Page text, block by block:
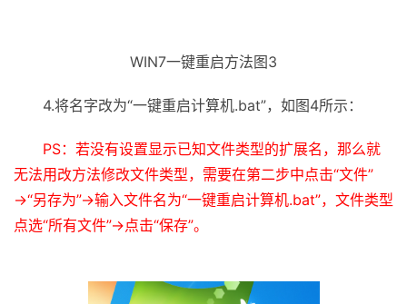
WIN7一键重启方法图3
4.将名字改为“一键重启计算机.bat”，如图4所示：
PS：若没有设置显示已知文件类型的扩展名，那么就
无法用改方法修改文件类型，需要在第二步中点击“文件”
→“另存为”→输入文件名为“一键重启计算机.bat”，文件类型
点选“所有文件”→点击“保存”。